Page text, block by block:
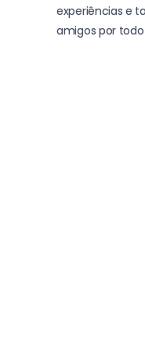
experiências e
amigos por